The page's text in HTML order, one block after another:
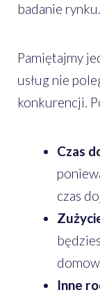
badanie rynku.
Pamiętajmy
usług nie
konkurencji.
Czas
czas
Inne